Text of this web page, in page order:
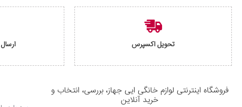
تحویل اکسپرس
فروشگاه اینترنتی لوازم خانگی ایی جهاز، بررسی، انتخاب و
خرید آنلاین